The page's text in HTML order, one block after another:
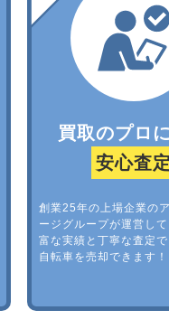
買取のプロ
安心査定
創業25年の上場企業の
ージグループが運営し
富な実績と丁寧な査定
自転車を売却できます！